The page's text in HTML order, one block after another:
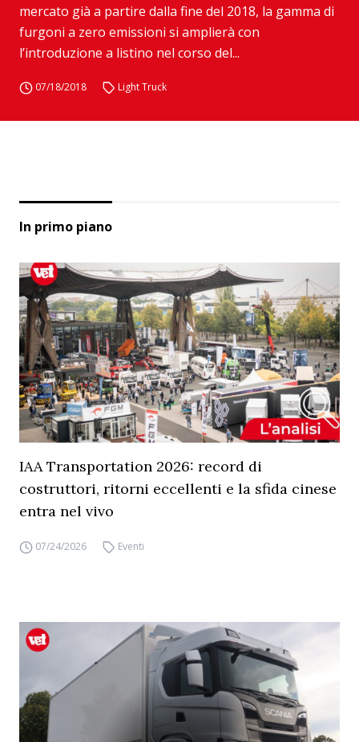
mercato già a partire dalla fine del 2018, la gamma di
furgoni a zero emissioni si amplierà con
l’introduzione a listino nel corso del...
07/18/2018 Light Truck
In primo piano
IAA Transportation 2026: record di
costruttori, ritorni eccellenti e la sfida cinese
entra nel vivo
07/24/2026 Eventi